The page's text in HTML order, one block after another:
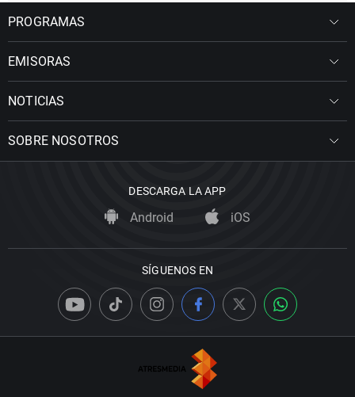
PROGRAMAS
EMISORAS
NOTICIAS
SOBRE NOSOTROS
DESCARGA LA APP
Android iOS
SÍGUENOS EN